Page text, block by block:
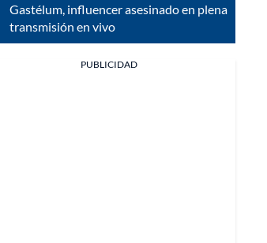
Gastélum, influencer asesinado en plena
transmisión en vivo
PUBLICIDAD